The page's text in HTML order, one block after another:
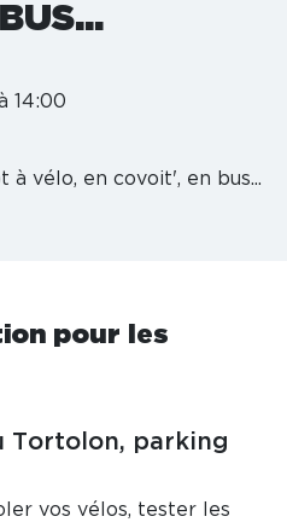
14:00
à vélo, en covoit', en bus...
pour les
Tortolon, parking
vos vélos, tester les